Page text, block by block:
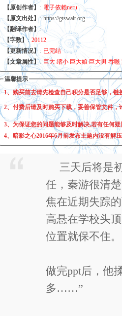
【原创作者】 : 電子依赖neru
【原文出处】: https://gtswalt.org
【翻译作者】:
【字数】: 20112
【更新情况】 : 已完结
【文章属性】: 巨大 缩小 巨大娘 巨大男 吞
温馨提示
1、购买前去请先检查自己积分是否足够，链
2、付费后请及时购买下载，妥善保管文件
3、为保证您的问题能够及时解决,若有任何
4、暗影之心2016年6月前发布主题内没有解
三天后将是
任，秦游很清
焦在近期失踪
高悬在学校头
位置就保不住。
做完ppt后，他
多……”